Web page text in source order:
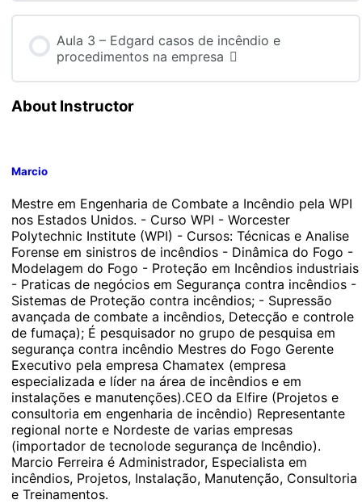
Aula 3 – Edgard casos de incêndio e
procedimentos na empresa
About Instructor
Marcio
Mestre em Engenharia de Combate a Incêndio pela WPI
nos Estados Unidos. - Curso WPI - Worcester
Polytechnic Institute (WPI) - Cursos: Técnicas e Analise
Forense em sinistros de incêndios - Dinâmica do Fogo -
Modelagem do Fogo - Proteção em Incêndios industriais
- Praticas de negócios em Segurança contra incêndios -
Sistemas de Proteção contra incêndios; - Supressão
avançada de combate a incêndios, Detecção e controle
de fumaça); É pesquisador no grupo de pesquisa em
segurança contra incêndio Mestres do Fogo Gerente
Executivo pela empresa Chamatex (empresa
especializada e líder na área de incêndios e em
instalações e manutenções). ​ CEO da Elfire (Projetos e
consultoria em engenharia de incêndio) Representante
regional norte e Nordeste de varias empresas
(importador de tecnolode segurança de Incêndio).
Marcio Ferreira é Administrador, Especialista em
incêndios, Projetos, Instalação, Manutenção, Consultoria
e Treinamentos.